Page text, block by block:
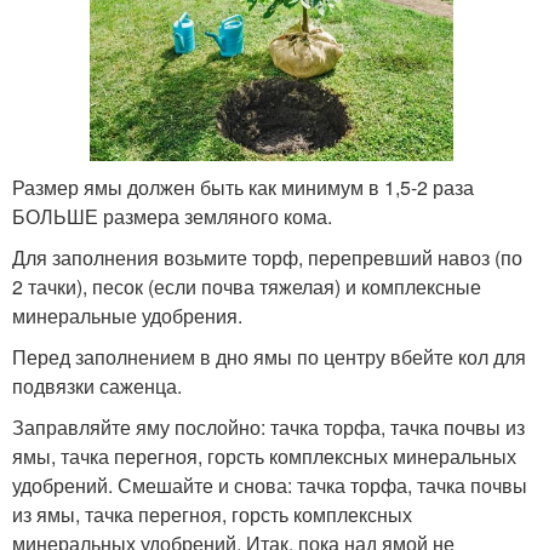
Размер ямы должен быть как минимум в 1,5-2 раза
БОЛЬШЕ размера земляного кома.
Для заполнения возьмите торф, перепревший навоз (по
2 тачки), песок (если почва тяжелая) и комплексные
минеральные удобрения.
Перед заполнением в дно ямы по центру вбейте кол для
подвязки саженца.
Заправляйте яму послойно: тачка торфа, тачка почвы из
ямы, тачка перегноя, горсть комплексных минеральных
удобрений. Смешайте и снова: тачка торфа, тачка почвы
из ямы, тачка перегноя, горсть комплексных
минеральных удобрений. Итак, пока над ямой не